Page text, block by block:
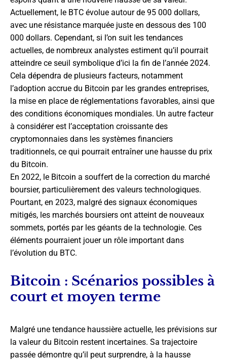
Actuellement, le BTC évolue autour de 95 000 dollars,
avec une résistance marquée juste en dessous des 100
000 dollars. Cependant, si l’on suit les tendances
actuelles, de nombreux analystes estiment qu’il pourrait
atteindre ce seuil symbolique d’ici la fin de l’année 2024.
Cela dépendra de plusieurs facteurs, notamment
l’adoption accrue du Bitcoin par les grandes entreprises,
la mise en place de réglementations favorables, ainsi que
des conditions économiques mondiales. Un autre facteur
à considérer est l’acceptation croissante des
cryptomonnaies dans les systèmes financiers
traditionnels, ce qui pourrait entraîner une hausse du prix
du Bitcoin.
En 2022, le Bitcoin a souffert de la correction du marché
boursier, particulièrement des valeurs technologiques.
Pourtant, en 2023, malgré des signaux économiques
mitigés, les marchés boursiers ont atteint de nouveaux
sommets, portés par les géants de la technologie. Ces
éléments pourraient jouer un rôle important dans
l’évolution du BTC.
Bitcoin : Scénarios possibles à
court et moyen terme
Malgré une tendance haussière actuelle, les prévisions sur
la valeur du Bitcoin restent incertaines. Sa trajectoire
passée démontre qu’il peut surprendre, à la hausse